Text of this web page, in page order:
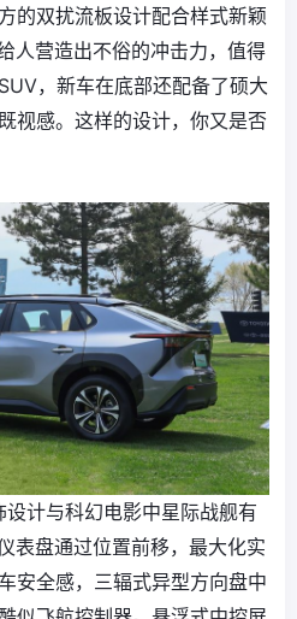
的双扰流板设计配合样式新颖
人营造出不俗的冲击力，值得
，新车在底部还配备了硕大
视感。这样的设计，你又是否
计与科幻电影中星际战舰有
表盘通过位置前移，最大化实
安全感，三辐式异型方向盘中